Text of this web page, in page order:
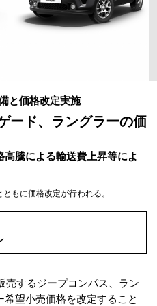
と価格改定実施
ード、ラングラーの価
騰による輸送費上昇等によ
もに価格改定が行われる。
するジープコンパス、ラン
望小売価格を改定すること